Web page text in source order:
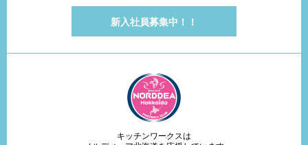
新入社員募集中！！
キッチンワークスは